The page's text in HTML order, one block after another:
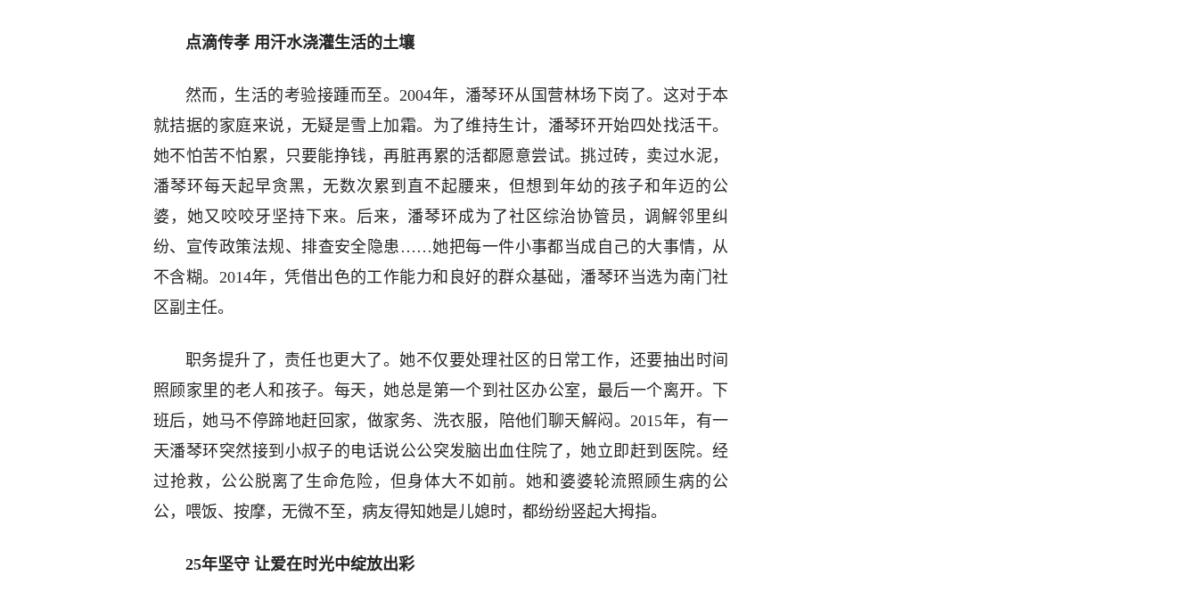
点滴传孝 用汗水浇灌生活的土壤
然而，生活的考验接踵而至。2004年，潘琴环从国营林场下岗了。这对于本
就拮据的家庭来说，无疑是雪上加霜。为了维持生计，潘琴环开始四处找活干。
她不怕苦不怕累，只要能挣钱，再脏再累的活都愿意尝试。挑过砖，卖过水泥，
潘琴环每天起早贪黑，无数次累到直不起腰来，但想到年幼的孩子和年迈的公
婆，她又咬咬牙坚持下来。后来，潘琴环成为了社区综治协管员，调解邻里纠
纷、宣传政策法规、排查安全隐患……她把每一件小事都当成自己的大事情，从
不含糊。2014年，凭借出色的工作能力和良好的群众基础，潘琴环当选为南门社
区副主任。
职务提升了，责任也更大了。她不仅要处理社区的日常工作，还要抽出时间
照顾家里的老人和孩子。每天，她总是第一个到社区办公室，最后一个离开。下
班后，她马不停蹄地赶回家，做家务、洗衣服，陪他们聊天解闷。2015年，有一
天潘琴环突然接到小叔子的电话说公公突发脑出血住院了，她立即赶到医院。经
过抢救，公公脱离了生命危险，但身体大不如前。她和婆婆轮流照顾生病的公
公，喂饭、按摩，无微不至，病友得知她是儿媳时，都纷纷竖起大拇指。
25年坚守 让爱在时光中绽放出彩